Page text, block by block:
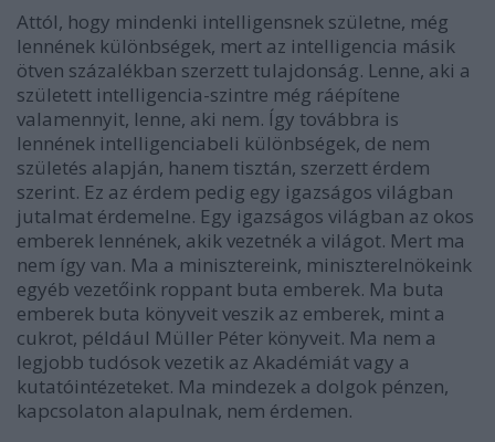
Attól, hogy mindenki intelligensnek születne, még
lennének különbségek, mert az intelligencia másik
ötven százalékban szerzett tulajdonság. Lenne, aki a
született intelligencia-szintre még ráépítene
valamennyit, lenne, aki nem. Így továbbra is
lennének intelligenciabeli különbségek, de nem
születés alapján, hanem tisztán, szerzett érdem
szerint. Ez az érdem pedig egy igazságos világban
jutalmat érdemelne. Egy igazságos világban az okos
emberek lennének, akik vezetnék a világot. Mert ma
nem így van. Ma a minisztereink, miniszterelnökeink
egyéb vezetőink roppant buta emberek. Ma buta
emberek buta könyveit veszik az emberek, mint a
cukrot, például Müller Péter könyveit. Ma nem a
legjobb tudósok vezetik az Akadémiát vagy a
kutatóintézeteket. Ma mindezek a dolgok pénzen,
kapcsolaton alapulnak, nem érdemen.